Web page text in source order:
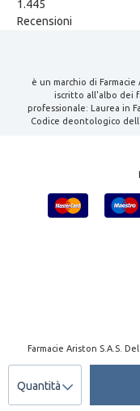
Quantità
1.445
Recensioni
è un marchio di
iscritto all'albo dei
professionale: Laurea in
Codice deontologico
Farmacie Ariston S.A.S.
Privacy policy